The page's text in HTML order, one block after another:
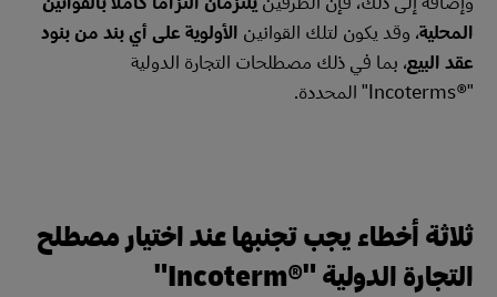
المحلية، وقد يكون لتلك القوانين الأولوية على أي بند من بنود
عقد البيع، بما في ذلك مصطلحات التجارة الدولية
"Incoterms®‎" المحددة.
ثلاثة أخطاء يجب تجنبها عند اختيار مصطلح
التجارة الدولية "Incoterm®‎"